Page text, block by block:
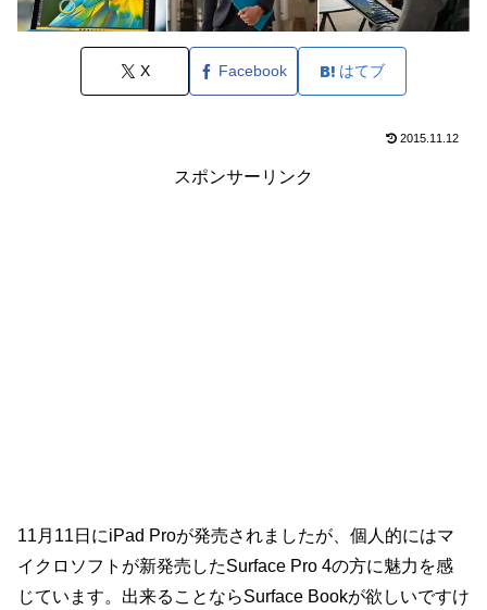
X Facebook はてブ
2015.11.12
スポンサーリンク
11月11日にiPad Proが発売されましたが、個人的にはマ
イクロソフトが新発売したSurface Pro 4の方に魅力を感
じています。出来ることならSurface Bookが欲しいですけ